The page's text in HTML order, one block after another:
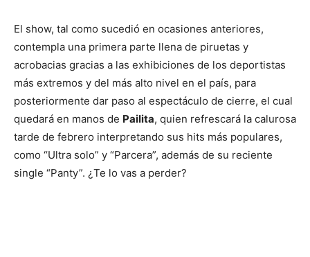
El show, tal como sucedió en ocasiones anteriores,
contempla una primera parte llena de piruetas y
acrobacias gracias a las exhibiciones de los deportistas
más extremos y del más alto nivel en el país, para
posteriormente dar paso al espectáculo de cierre, el cual
quedará en manos de Pailita, quien refrescará la calurosa
tarde de febrero interpretando sus hits más populares,
como “Ultra solo” y “Parcera”, además de su reciente
single “Panty”. ¿Te lo vas a perder?